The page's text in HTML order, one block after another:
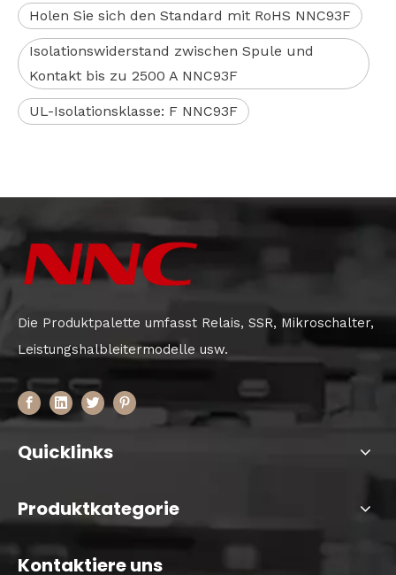
Holen Sie sich den Standard mit RoHS NNC93F
Isolationswiderstand zwischen Spule und
Kontakt bis zu 2500 A NNC93F
UL-Isolationsklasse: F NNC93F
Die Produktpalette umfasst Relais, SSR, Mikroschalter,
Leistungshalbleitermodelle usw.
Quicklinks
Produktkategorie
Kontaktiere uns